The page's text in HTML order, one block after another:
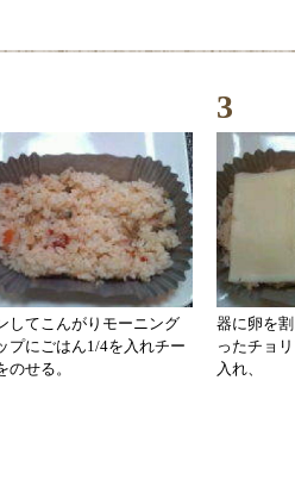
してこんがりモーニング
プにごはん1/4を入れチー
のせる。
3
器に卵を
ったチョ
入れ、